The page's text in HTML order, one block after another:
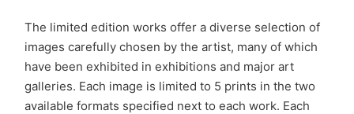
The limited edition works offer a diverse selection of
images carefully chosen by the artist, many of which
have been exhibited in exhibitions and major art
galleries. Each image is limited to 5 prints in the two
available formats specified next to each work. Each